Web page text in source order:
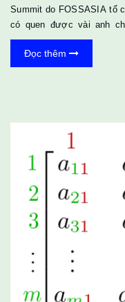
Summit do FOSSASIA tổ
có quen được vài anh
mạch PSLab về học chơi.
cho các bạn maker bởi
mình chưa bao giờ nghĩ
Đọc thêm